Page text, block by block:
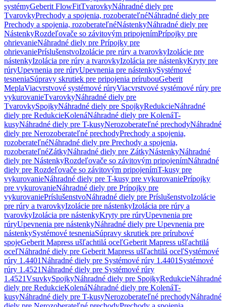
systémyGeberit FlowFitTvarovkyNáhradné diely pre
TvarovkyPrechody a spojenia, rozoberateľnéNáhradné diely pre
Prechody a spojenia, rozoberateľnéNástenkyNáhradné diely pre
NástenkyRozdeľovače so závitovým pripojenímPrípojky pre
ohrievanieNáhradné diely pre Prípojky pre
ohrievaniePríslušenstvoIzolácie pre rúry a tvarovkyIzolácie pre
nástenkyIzolácia pre rúry a tvarovkyIzolácia pre nástenkyKryty pre
rúryUpevnenia pre rúryUpevnenia pre nástenkySystémové
tesneniaSúpravy skrutiek pre pripojenia prírubouGeberit
MeplaViacvrstvové systémové rúryViacvrstvové systémové rúry pre
vykurovanieTvarovkyNáhradné diely pre
TvarovkySpojkyNáhradné diely pre SpojkyRedukcieNáhradné
diely pre RedukcieKolenáNáhradné diely pre KolenáT-
kusyNáhradné diely pre T-kusyNerozoberateľné prechodyNáhradné
diely pre Nerozoberateľné prechodyPrechody a spojenia,
rozoberateľnéNáhradné diely pre Prechody a spojenia,
rozoberateľnéZátkyNáhradné diely pre ZátkyNástenkyNáhradné
diely pre NástenkyRozdeľovače so závitovým pripojenímNáhradné
diely pre Rozdeľovače so závitovým pripojenímT-kusy pre
vykurovanieNáhradné diely pre T-kusy pre vykurovaniePrípojky
pre vykurovanieNáhradné diely pre Prípojky pre
vykurovaniePríslušenstvoNáhradné diely pre PríslušenstvoIzolácie
pre rúry a tvarovkyIzolácie pre nástenkyIzolácia pre rúry a
tvarovkyIzolácia pre nástenkyKryty pre rúryUpevnenia pre
rúryUpevnenia pre nástenkyNáhradné diely pre Upevnenia pre
nástenkySystémové tesneniaSúpravy skrutiek pre prírubové
spojeGeberit Mapress ušľachtilá oceľGeberit Mapress ušľachtilá
oceľNáhradné diely pre Geberit Mapress ušľachtilá oceľSystémové
rúry 1.4401Náhradné diely pre Systémové rúry 1.4401 Systémové
rúry 1.4521Náhradné diely pre Systémové rúry
1.4521VsuvkySpojkyNáhradné diely pre SpojkyRedukcieNáhradné
diely pre RedukcieKolenáNáhradné diely pre KolenáT-
kusyNáhradné diely pre T-kusyNerozoberateľné prechodyNáhradné